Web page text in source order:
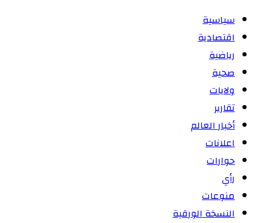
سياسية
اقتصادية
رياضية
صحية
ولايات
تقارير
أخبار العالم
اعلانات
حوارات
رأي
منوعات
النسخة الورقية